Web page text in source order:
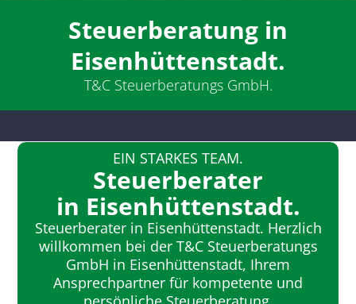
Steuerberatung in
Eisenhüttenstadt.
T&C Steuerberatungs GmbH.
EIN STARKES TEAM.
Steuer­berater
in Eisen­hüt­ten­stadt.
Steuerberater in Eisenhüttenstadt. Herzlich
willkommen bei der T&C Steuer­beratungs
GmbH in Eisen­hüt­ten­stadt, Ihrem
Ansprechpartner für kompetente und